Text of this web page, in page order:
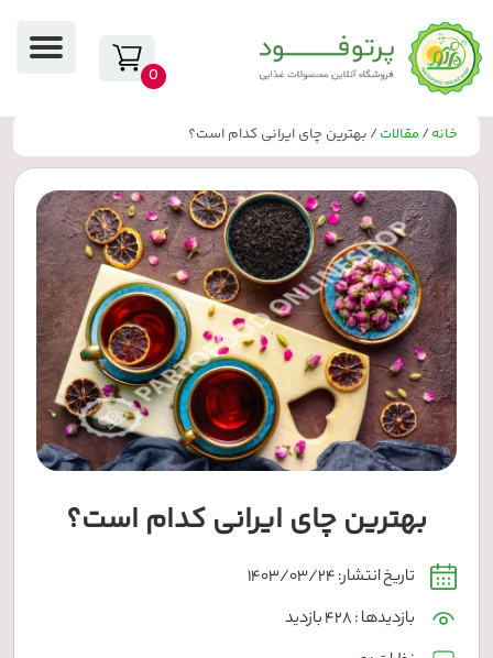
0
خانه/ مقالات/ بهترین چای ایرانی کدام است؟
بهترین چای ایرانی کدام است؟
تاریخ انتشار: 1403/03/24
بازدیدها : 428 بازدید